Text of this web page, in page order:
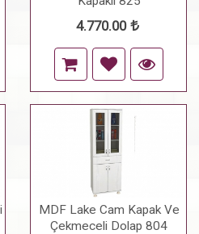
4.770.00
MDF Lake Cam Kapak Ve
Çekmeceli Dolap 804